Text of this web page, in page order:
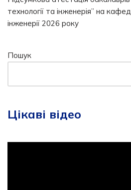
технології та інженерія” на
інженерії 2026 року
Пошук
Цікаві відео